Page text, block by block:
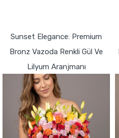
Sunset Elegance: Premium
Bronz Vazoda Renkli Gül Ve
Lilyum Aranjmanı